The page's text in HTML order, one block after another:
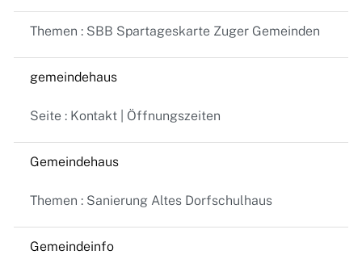
Themen : SBB Spartageskarte Zuger Gemeinden
gemeindehaus
Seite : Kontakt | Öffnungszeiten
Gemeindehaus
Themen : Sanierung Altes Dorfschulhaus
Gemeindeinfo